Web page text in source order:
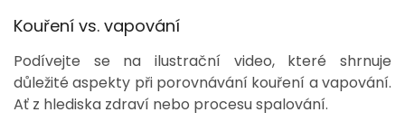
Kouření vs. vapování
Podívejte se na ilustrační video, které shrnuje
důležité aspekty při porovnávání kouření a vapování.
Ať z hlediska zdraví nebo procesu spalování.